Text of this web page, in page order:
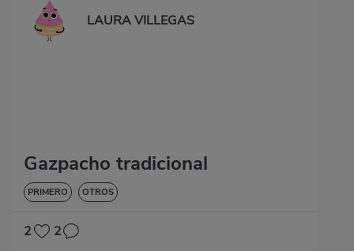
LAURA VILLEGAS
Gazpacho tradicional
PRIMERO OTROS
2 2